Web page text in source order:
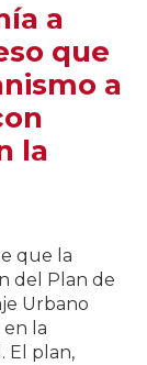
a
que
a
la
que la
del Plan de
Urbano
la
El plan,